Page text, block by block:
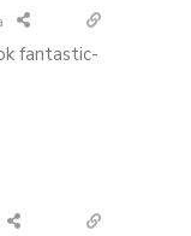
fantastic-